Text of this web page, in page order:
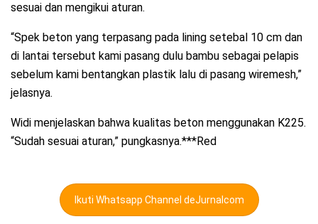
sesuai dan mengikui aturan.
“Spek beton yang terpasang pada lining setebal 10 cm dan
di lantai tersebut kami pasang dulu bambu sebagai pelapis
sebelum kami bentangkan plastik lalu di pasang wiremesh,”
jelasnya.
Widi menjelaskan bahwa kualitas beton menggunakan K225.
“Sudah sesuai aturan,” pungkasnya.***Red
Ikuti Whatsapp Channel deJurnalcom